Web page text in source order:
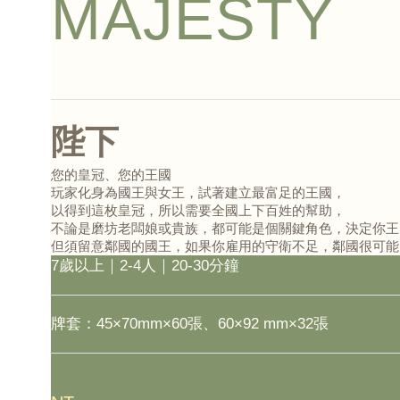
MAJESTY
陛下
您的皇冠、您的王國
玩家化身為國王與女王，試著建立最富足的王國，
以得到這枚皇冠，所以需要全國上下百姓的幫助，
不論是磨坊老闆娘或貴族，都可能是個關鍵角色，決定你
但須留意鄰國的國王，如果你雇用的守衛不足，鄰國很可
7歲以上｜2-4人｜20-30分鐘
牌套：45×70mm×60張、60×92 mm×32張